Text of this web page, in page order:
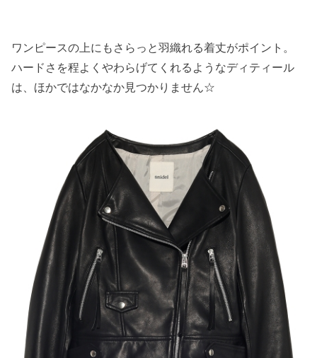
ワンピースの上にもさらっと羽織れる着丈がポイント。
ハードさを程よくやわらげてくれるようなディティール
は、ほかではなかなか見つかりません☆